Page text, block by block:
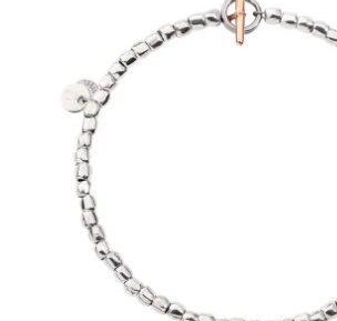
ROLEX CERTIFIED PRE-OWNED